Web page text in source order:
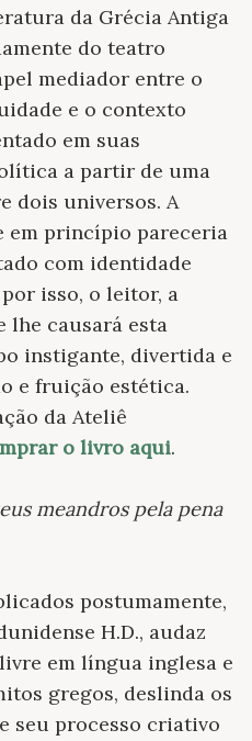
da Grécia Antiga
do teatro
mediador entre o
e o contexto
em suas
a partir de uma
dois universos. A
em princípio pareceria
com identidade
isso, o leitor, a
lhe causará esta
instigante, divertida e
e fruição estética.
da Ateliê
o livro aqui.
meandros pela pena
postumamente,
H.D., audaz
em língua inglesa e
gregos, deslinda os
seu processo criativo